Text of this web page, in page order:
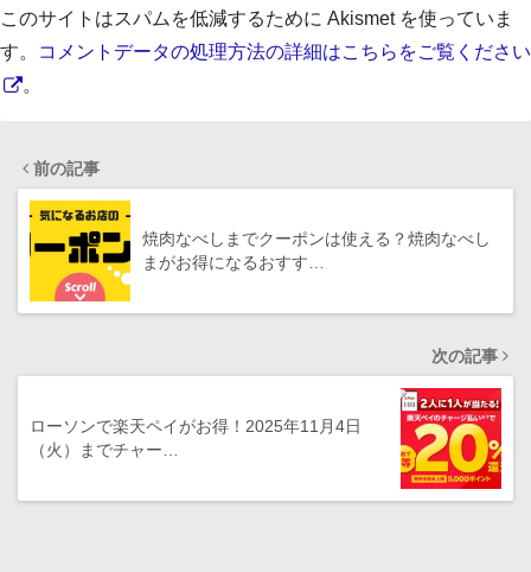
このサイトはスパムを低減するために Akismet を使っていま
す。
コメントデータの処理方法の詳細はこちらをご覧ください
。
前の記事
焼肉なべしまでクーポンは使える？焼肉なべし
まがお得になるおすす…
次の記事
ローソンで楽天ペイがお得！2025年11月4日
（火）までチャー…